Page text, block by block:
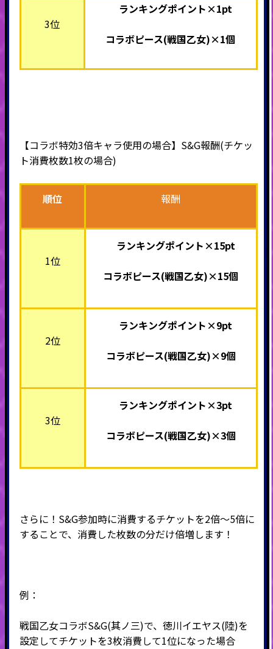
3位
ランキングポイント×1pt
コラボピース(戦国乙女)×1個
【コラボ特効3倍キャラ使用の場合】S&G報酬(チケッ
ト消費枚数1枚の場合)
順位 報酬
1位
ランキングポイント×15pt
コラボピース(戦国乙女)×15個
2位
ランキングポイント×9pt
コラボピース(戦国乙女)×9個
3位
ランキングポイント×3pt
コラボピース(戦国乙女)×3個
さらに！S&G参加時に消費するチケットを2倍～5倍に
することで、消費した枚数の分だけ倍増します！
例：
戦国乙女コラボS&G(其ノ三)で、徳川イエヤス(陸)を
設定してチケットを3枚消費して1位になった場合